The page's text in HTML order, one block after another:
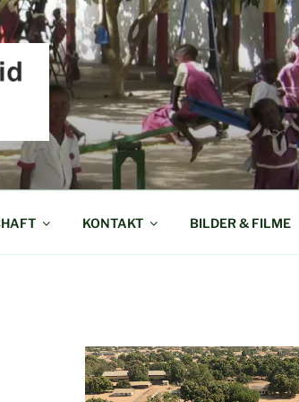
IN
KONTAKT BILDER & FILME